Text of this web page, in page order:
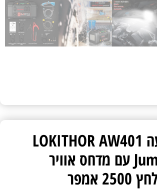
בוסטר הנעה LOKITHOR AW401
Jump Starter עם מדחס אוויר
אמפר